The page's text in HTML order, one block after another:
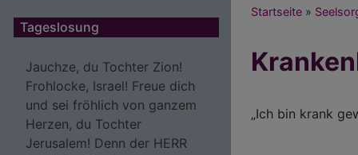
Tageslosung
Jauchze, du Tochter Zion!
Frohlocke, Israel! Freue dich
und sei fröhlich von ganzem
Herzen, du Tochter
Jerusalem! Denn der HERR
Startseite
„Ich bin krank